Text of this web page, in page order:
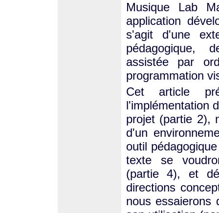
Musique Lab
application
s'agit d'une
pédagogique,
assistée par
programmation
Cet article
l'implémentation
projet (partie 2),
d'un
outil
texte se
(partie 4), et
directions
nous essaierons